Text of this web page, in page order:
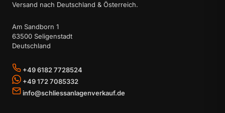
Versand nach Deutschland & Österreich.
Am Sandborn 1
63500 Seligenstadt
Deutschland
+49 6182 7728524
+49 172 7085332
info@schliessanlagenverkauf.de